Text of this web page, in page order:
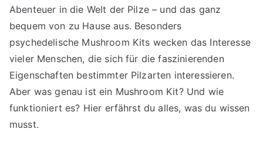
Abenteuer in die Welt der Pilze – und das ganz
bequem von zu Hause aus. Besonders
psychedelische Mushroom Kits wecken das Interesse
vieler Menschen, die sich für die faszinierenden
Eigenschaften bestimmter Pilzarten interessieren.
Aber was genau ist ein Mushroom Kit? Und wie
funktioniert es? Hier erfährst du alles, was du wissen
musst.